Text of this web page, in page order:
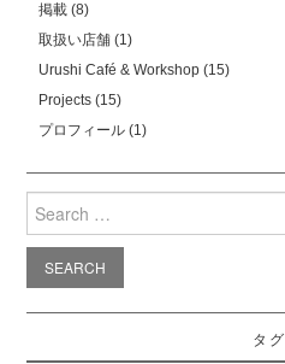
掲載 (8)
取扱い店舗 (1)
Urushi Café & Workshop (15)
Projects (15)
プロフィール (1)
for:
タグ